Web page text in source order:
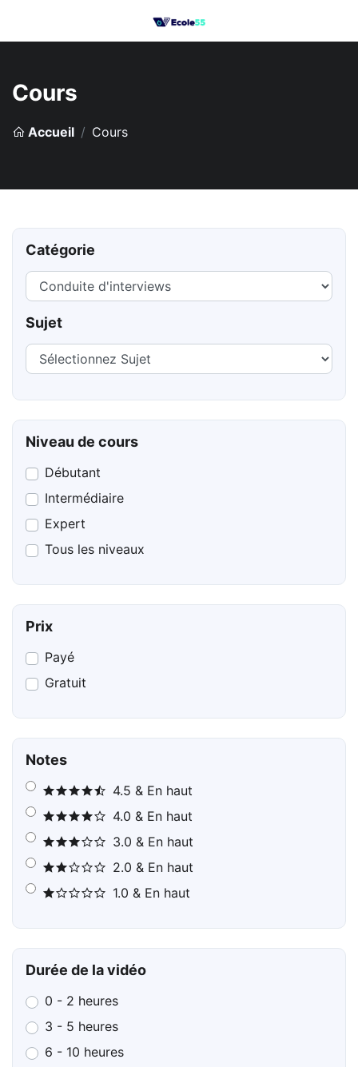
Cours
Accueil Cours
Catégorie
Sujet
Niveau de cours
Débutant
Intermédiaire
Expert
Tous les niveaux
Prix
Payé
Gratuit
Notes
4.5 & En haut
4.0 & En haut
3.0 & En haut
2.0 & En haut
1.0 & En haut
Durée de la vidéo
0 - 2 heures
3 - 5 heures
6 - 10 heures